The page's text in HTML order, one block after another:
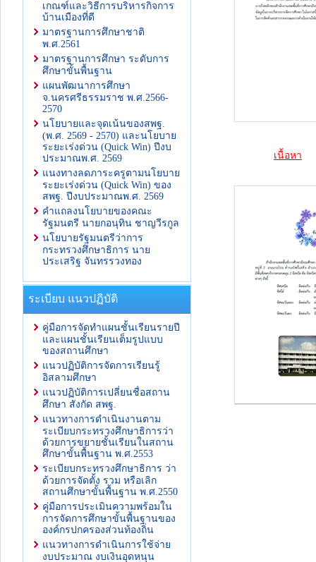
เกณฑ์และวิธีการบริหารกิจการ
บ้านเมืองที่ดี
มาตรฐานการศึกษาชาติ
พ.ศ.2561
มาตรฐานการศึกษา ระดับการ
ศึกษาขั้นพื้นฐาน
แผนพัฒนาการศึกษา
จ.นครศรีธรรมราช พ.ศ.2566-
2570
นโยบายและจุดเน้นของสพฐ.
(พ.ศ. 2569 - 2570) และนโยบาย
ระยะเร่งด่วน (Quick Win) ปีงบ
ประมาณพ.ศ. 2569
แนงทางลดภาระครูตามนโยบาย
ระยะเร่งด่วน (Quick Win) ของ
สพฐ. ปีงบประมาณพ.ศ. 2569
คำแถลงนโยบายของคณะ
รัฐมนตรี นายกอนุทิน ชาญวีรกูล
นโยบายรัฐมนตรีว่าการ
กระทรวงศึกษาธิการ นาย
ประเสริฐ จันทรรวงทอง
ระเบียบ แนวปฏิบัติ
คู่มือการจัดทำแผนชั้นเรียนรายปี
และแผนชั้นเรียนเต็มรูปแบบ
ของสถานศึกษา
แนวปฏิบัติการจัดการเรียนรู้
อิสลามศึกษา
แนวปฏิบัติการเปลี่ยนชื่อสถาน
ศึกษา สังกัด สพฐ.
แนวทางการดำเนินงานตาม
ระเบียบกระทรวงศึกษาธิการว่า
ด้วยการขยายชั้นเรียนในสถาน
ศึกษาขั้นพื้นฐาน พ.ศ.2553
ระเบียบกระทรวงศึกษาธิการ ว่า
ด้วยการจัดตั้ง รวม หรือเลิก
สถานศึกษาขั้นพื้นฐาน พ.ศ.2550
คู่มือการประเมินความพร้อมใน
การจัดการศึกษาขั้นพื้นฐานของ
องค์กรปกครองส่วนท้องถิ่น
แนวทางการดำเนินการใช้จ่าย
งบประมาณ งบเงินอุดหนุน
เนื้อหา